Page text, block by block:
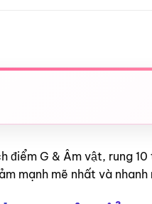
điểm G & Âm vật, rung
mạnh mẽ nhất và nhanh